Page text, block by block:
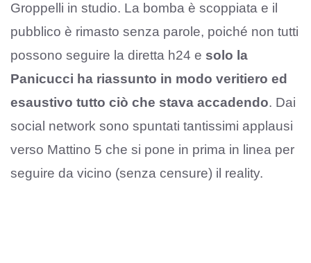
Groppelli in studio. La bomba è scoppiata e il
pubblico è rimasto senza parole, poiché non tutti
possono seguire la diretta h24 e solo la
Panicucci ha riassunto in modo veritiero ed
esaustivo tutto ciò che stava accadendo. Dai
social network sono spuntati tantissimi applausi
verso Mattino 5 che si pone in prima in linea per
seguire da vicino (senza censure) il reality.